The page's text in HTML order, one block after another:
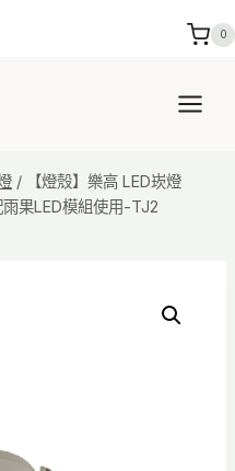
0
/
【燈殼】樂高 LED崁燈
果LED模組使用-TJ2